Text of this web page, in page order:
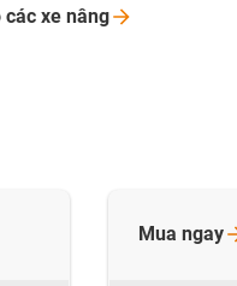
các xe nâng
Mua ngay